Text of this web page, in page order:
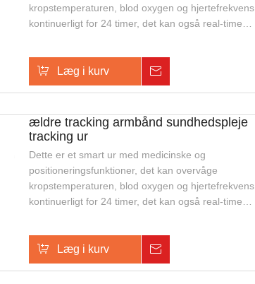
kropstemperaturen, blod oxygen og hjertefrekvens
kontinuerligt for 24 timer, det kan også real-time
til udendørs sikkerhedssporing og overvågning af
ældre eller enkeltpersoner.
Læg i kurv
ældre tracking armbånd sundhedspleje
tracking ur
Dette er et smart ur med medicinske og
positioneringsfunktioner, det kan overvåge
kropstemperaturen, blod oxygen og hjertefrekvens
kontinuerligt for 24 timer, det kan også real-time
til udendørs sikkerhedssporing og overvågning af
ældre eller enkeltpersoner.
Læg i kurv